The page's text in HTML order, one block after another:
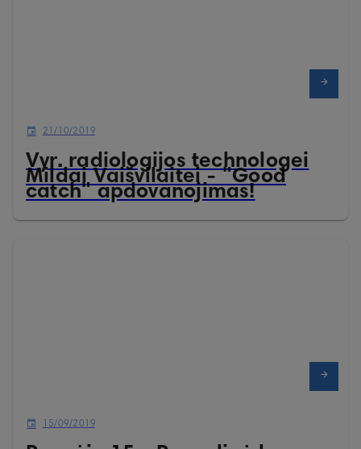
21/10/2019
Vyr. radiologijos technologei
Mildai Vaišvilaitei - "Good
catch" apdovanojimas!
15/09/2019